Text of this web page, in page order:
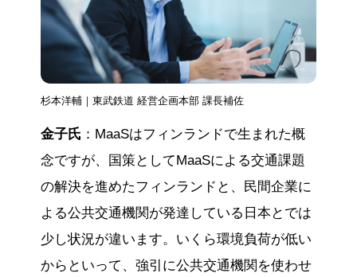
杉本洋輔｜東武鉄道 経営企画本部 課長補佐
金子氏 ：MaaSはフィンランドで生まれた概
念ですが、国策としてMaaSによる交通課題
の解決を進めたフィンランドと、民間企業に
よる公共交通機関が発達している日本とでは
少し状況が違います。いくら環境負荷が低い
からといって、強引に公共交通機関を使わせ